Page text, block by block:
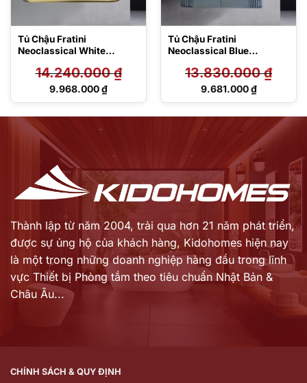
Tủ Chậu Fratini
Neoclassical White
14.240.000₫
Giá
9.968.000₫
Giá
Tủ Chậu Fratini
Neoclassical Blue
13.830.000₫
Giá
13.830.000 ₫.
9.681.000₫
Giá
9.681.000 ₫.
Thành lập từ năm 2004, trải qua hơn 21 năm phát triển,
được sự ủng hộ của khách hàng, Kidohomes hiện nay
là một trong những doanh nghiệp hàng đầu trong lĩnh
vực Thiết bị Phòng tắm theo tiêu chuẩn Nhật Bản &
Châu Âu...
CHÍNH SÁCH & QUY ĐỊNH